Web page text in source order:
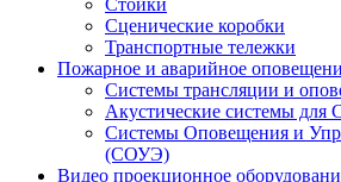
Сценические коробки
Транспортные тележки
Пожарное и аварийное
Cистемы трансляции и
Акустические системы
Системы Оповещения и
(СОУЭ)
Видео проекционное